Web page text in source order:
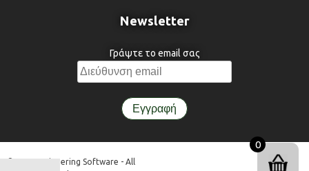
Newsletter
Γράψτε το email σας
© 3DR Engineering Software - All
0